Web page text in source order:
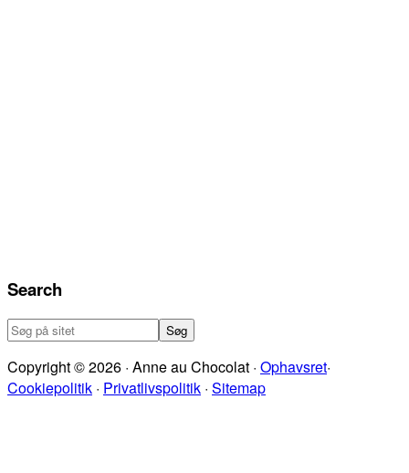
Search
Søg
sitet
Copyright © 2026 · Anne au Chocolat · Ophavsret·
Cookiepolitik · Privatlivspolitik · Sitemap